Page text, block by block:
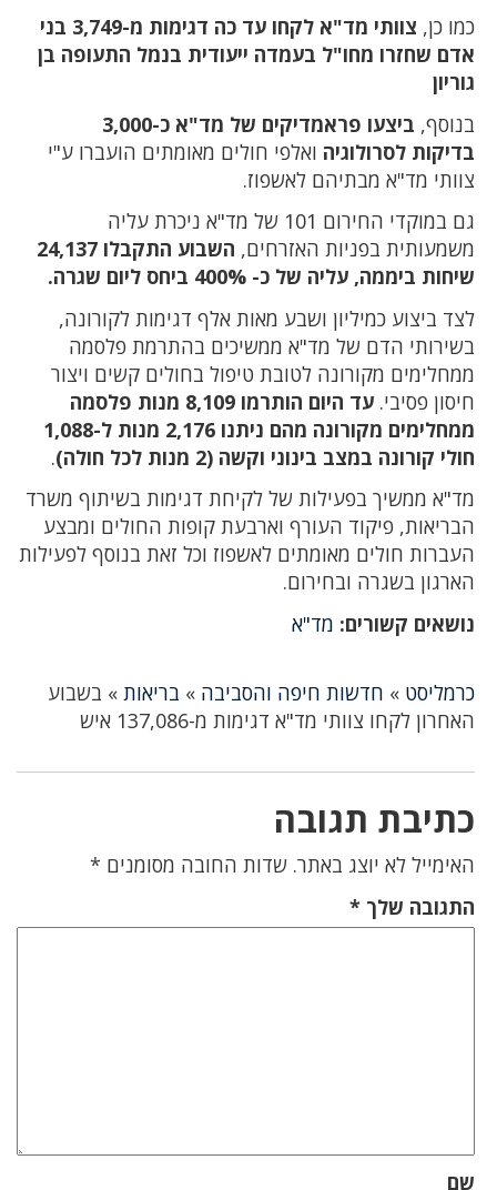
כמו כן,
צוותי מד"א לקחו עד כה דגימות מ-3,749 בני
אדם שחזרו מחו"ל בעמדה ייעודית בנמל התעופה בן
גוריון
בנוסף,
ביצעו פראמדיקים של מד"א כ-3,000
בדיקות לסרולוגיה ואלפי חולים מאומתים הועברו ע"י
צוותי מד"א מבתיהם לאשפוז.
גם במוקדי החירום 101 של מד"א ניכרת עליה
משמעותית בפניות האזרחים,
השבוע התקבלו 24,137
שיחות ביממה, עליה של כ- 400% ביחס ליום שגרה.
לצד ביצוע כמיליון ושבע מאות אלף דגימות לקורונה,
בשירותי הדם של מד"א ממשיכים בהתרמת פלסמה
ממחלימים מקורונה לטובת טיפול בחולים קשים ויצור
חיסון פסיבי.
עד היום הותרמו 8,109 מנות פלסמה
ממחלימים מקורונה מהם ניתנו 2,176 מנות ל-1,088
חולי קורונה במצב בינוני וקשה (2 מנות לכל חולה)
.
מד"א ממשיך בפעילות של לקיחת דגימות בשיתוף משרד
הבריאות, פיקוד העורף וארבעת קופות החולים ומבצע
העברות חולים מאומתים לאשפוז וכל זאת בנוסף לפעילות
הארגון בשגרה ובחירום.
נושאים קשורים: מד"א
כרמליסט » חדשות חיפה והסביבה » בריאות » בשבוע
האחרון לקחו צוותי מד"א דגימות מ-137,086 איש
כתיבת תגובה
האימייל לא יוצג באתר. שדות החובה מסומנים *
התגובה שלך *
שם